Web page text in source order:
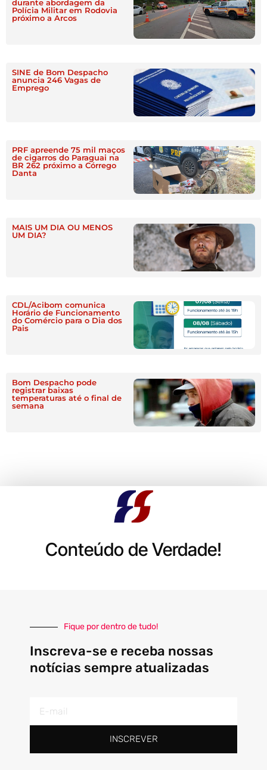
durante abordagem da
Polícia Militar em Rodovia
próximo a Arcos
SINE de Bom Despacho
anuncia 246 Vagas de
Emprego
PRF apreende 75 mil maços
de cigarros do Paraguai na
BR 262 próximo a Córrego
Danta
MAIS UM DIA OU MENOS
UM DIA?
CDL/Acibom comunica
Horário de Funcionamento
do Comércio para o Dia dos
Pais
Bom Despacho pode
registrar baixas
temperaturas até o final de
semana
Conteúdo de Verdade!
Fique por dentro de tudo!
Inscreva-se e receba nossas
notícias sempre atualizadas
mail
INSCREVER